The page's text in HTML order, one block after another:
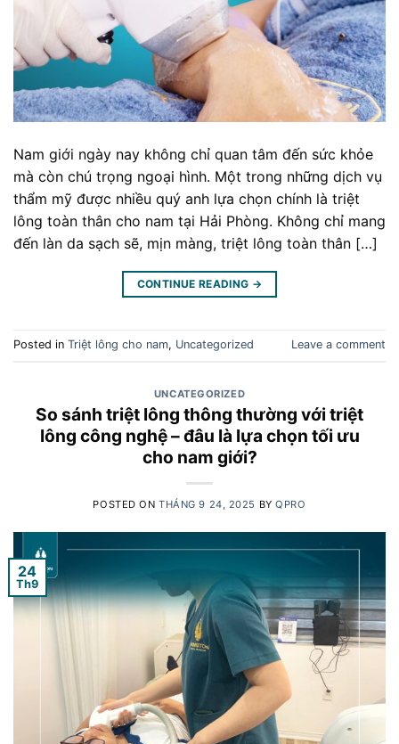
Nam giới ngày nay không chỉ quan tâm đến sức khỏe
mà còn chú trọng ngoại hình. Một trong những dịch vụ
thẩm mỹ được nhiều quý anh lựa chọn chính là triệt
lông toàn thân cho nam tại Hải Phòng. Không chỉ mang
đến làn da sạch sẽ, mịn màng, triệt lông toàn thân […]
CONTINUE READING →
Posted in Triệt lông cho nam, Uncategorized Leave a comment
UNCATEGORIZED
So sánh triệt lông thông thường với triệt
lông công nghệ – đâu là lựa chọn tối ưu
cho nam giới?
POSTED ONTHÁNG 9 24, 2025 BYQPRO
24
Th9